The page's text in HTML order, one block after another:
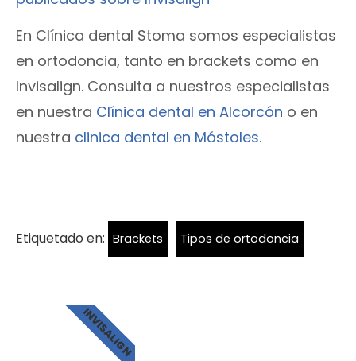
En Clínica dental Stoma somos especialistas
en ortodoncia, tanto en brackets como en
Invisalign. Consulta a nuestros especialistas
en nuestra Clínica dental en Alcorcón o en
nuestra clinica dental en Móstoles.
Etiquetado en: Brackets Tipos de ortodoncia
INVISALIGN